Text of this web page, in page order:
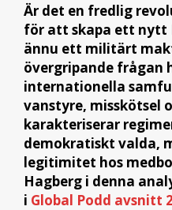
Är det en fredlig
för att skapa ett nytt
ännu ett militärt
övergripande frågan
internationella
vanstyre, misskötsel
karakteriserar
demokratiskt valda,
legitimitet hos
Hagberg i denna
i Global Podd avsnitt